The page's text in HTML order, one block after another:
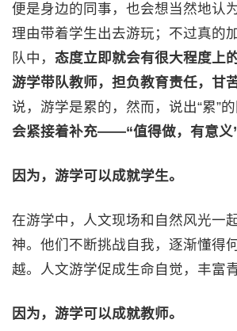
便是身边的同事，也会想当然地认
理由带着学生出去游玩；不过真的
队中， 态度立即就会有很大程度上
游学带队教师，担负教育责任，甘苦
说，游学是累的，然而，说出“累”的
会紧接着补充——“值得做，有意义”
因为，游学可以成就学生。
在游学中，人文现场和自然风光一
神。他们不断挑战自我，逐渐懂得
越。人文游学促成生命自觉，丰富
因为，游学可以成就教师。